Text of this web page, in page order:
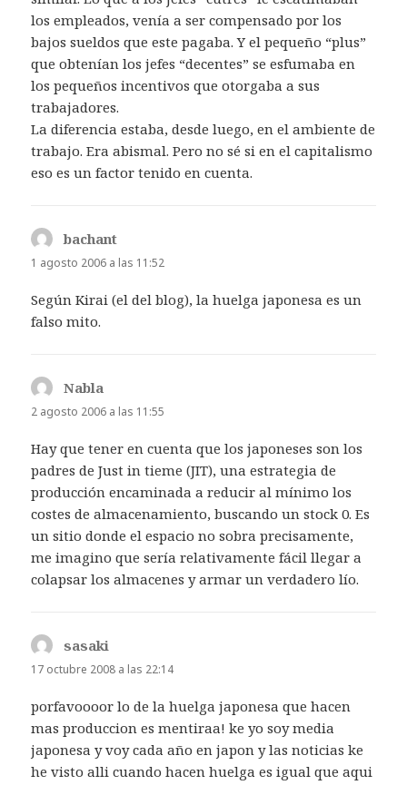
los empleados, venía a ser compensado por los
bajos sueldos que este pagaba. Y el pequeño “plus”
que obtenían los jefes “decentes” se esfumaba en
los pequeños incentivos que otorgaba a sus
trabajadores.
La diferencia estaba, desde luego, en el ambiente de
trabajo. Era abismal. Pero no sé si en el capitalismo
eso es un factor tenido en cuenta.
bachant
1 agosto 2006 a las 11:52
Según Kirai (el del blog), la huelga japonesa es un
falso mito.
Nabla
2 agosto 2006 a las 11:55
Hay que tener en cuenta que los japoneses son los
padres de Just in tieme (JIT), una estrategia de
producción encaminada a reducir al mínimo los
costes de almacenamiento, buscando un stock 0. Es
un sitio donde el espacio no sobra precisamente,
me imagino que sería relativamente fácil llegar a
colapsar los almacenes y armar un verdadero lío.
sasaki
17 octubre 2008 a las 22:14
porfavoooor lo de la huelga japonesa que hacen
mas produccion es mentiraa! ke yo soy media
japonesa y voy cada año en japon y las noticias ke
he visto alli cuando hacen huelga es igual que aqui